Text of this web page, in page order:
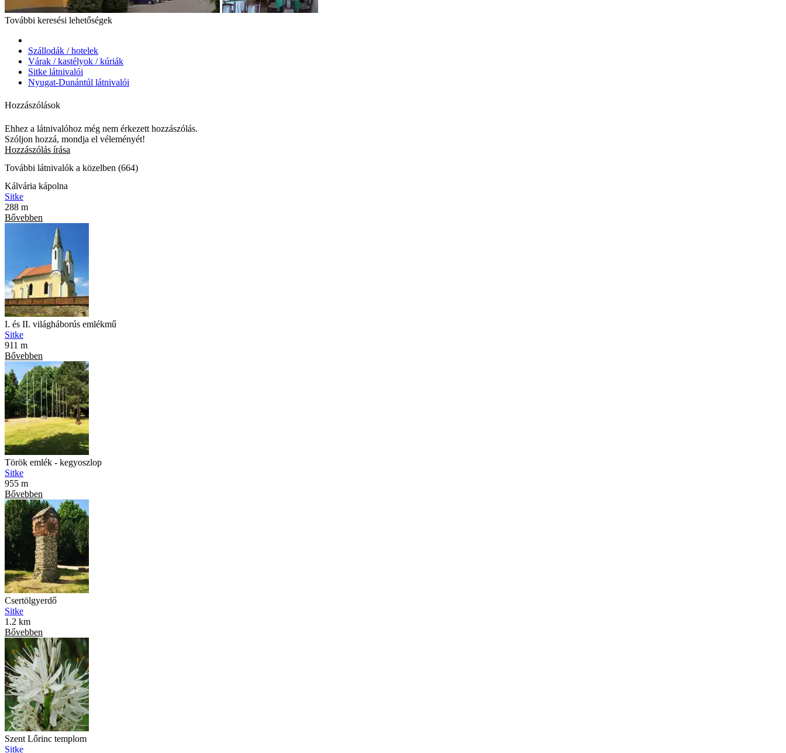
További keresési lehetőségek
Szállodák / hotelek
Várak / kastélyok / kúriák
Sitke látnivalói
Nyugat-Dunántúl látnivalói
Hozzászólások
Ehhez a látnivalóhoz még nem érkezett hozzászólás.
Szóljon hozzá, mondja el véleményét!
Hozzászólás írása
További látnivalók a közelben (664)
Kálvária kápolna
Sitke
288 m
Bővebben
I. és II. világháborús emlékmű
Sitke
911 m
Bővebben
Török emlék - kegyoszlop
Sitke
955 m
Bővebben
Csertölgyerdő
Sitke
1.2 km
Bővebben
Szent Lőrinc templom
Sitke